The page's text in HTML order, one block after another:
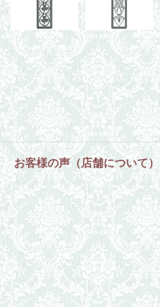
お客様の声（店舗について）